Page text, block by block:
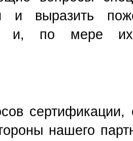
и выразить
и, по мере их
сертификации,
нашего